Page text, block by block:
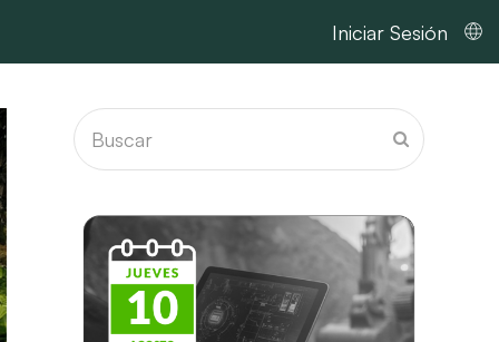
Iniciar Sesión
Buscar
Enviar